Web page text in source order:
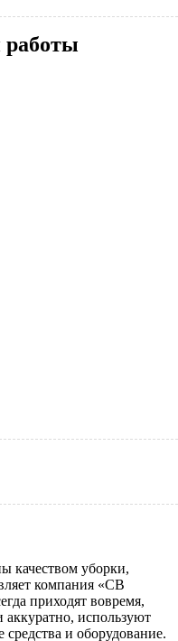
качеством уборки,
компания «СВ
приходят вовремя,
аккуратно, используют
и оборудование.